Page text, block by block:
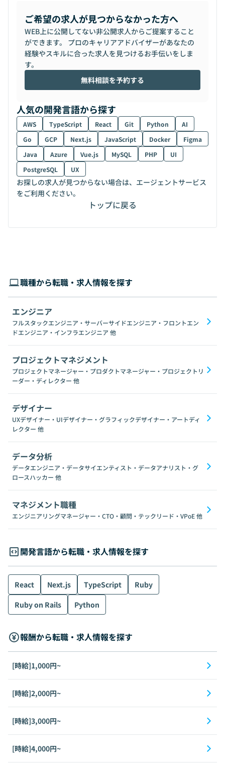
ご希望の求人が見つからなかった方へ
WEB上に公開してない非公開求人からご提案すること
ができます。 プロのキャリアアドバイザーがあなたの
経験やスキルに合った求人を見つけるお手伝いをしま
す。
無料相談を予約する
人気の開発言語から探す
AWS TypeScript React Git Python
AI
Go
GCP Next.js JavaScript Docker
Figma
Java
Azure Vue.js MySQL PHP
UI
PostgreSQL
UX
お探しの求人が見つからない場合は、エージェントサービス
をご利用ください。
トップに戻る
職種から転職・求人情報を探す
エンジニア
フルスタックエンジニア・サーバーサイドエンジニア・フロントエン
ドエンジニア・インフラエンジニア 他
プロジェクトマネジメント
プロジェクトマネージャー・プロダクトマネージャー・プロジェクトリ
ーダー・ディレクター 他
デザイナー
UXデザイナー・UIデザイナー・グラフィックデザイナー・アートディ
レクター 他
データ分析
データエンジニア・データサイエンティスト・データアナリスト・グ
ロースハッカー 他
マネジメント職種
エンジニアリングマネージャー・CTO・顧問・テックリード・VPoE他
開発言語から転職・求人情報を探す
React Next.js TypeScript
Ruby
Ruby on Rails
Python
報酬から転職・求人情報を探す
[時給]1,000円~
[時給]2,000円~
[時給]3,000円~
[時給]4,000円~